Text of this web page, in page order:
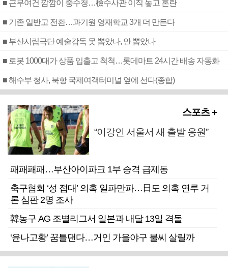
■ 근무여건 깜깜이 중수청…檢수사관 이직 놓고 혼란
■ 기존 일반고 전환…과기원 영재학교 3개 더 만든다
■ 부산시립극단 예술감독 못 뽑았나, 안 뽑았나
■ 로봇 1000대가 상품 입출고 척척…롯데마트 24시간 배송 자동화
■ 해수부 청사, 북항 국제여객터미널 옆에 선다(종합)
스포츠 +
“이강인 서울서 새 출발 응원”
패패패패…부산아이파크 1부 승격 급제동
축구협회 ‘성 접대’ 의혹 일파만파…日도 의혹 연루 거
론 심판 2명 조사
韓농구 AG 조별리그서 일본과 내달 13일 격돌
‘윤나고황’ 꿈틀댄다…거인 가을야구 불씨 살릴까